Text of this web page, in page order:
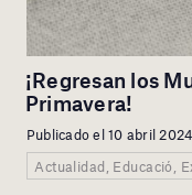
¡Regresan los
Primavera!
Publicado el 10 abril 2024
Actualidad, Educació,